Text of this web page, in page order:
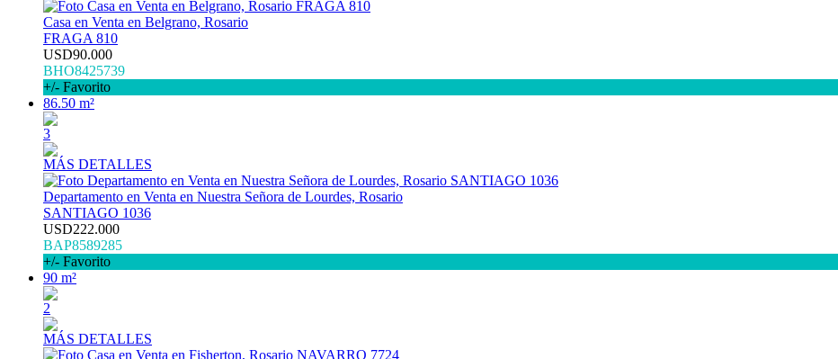
Casa en Venta en Belgrano, Rosario
FRAGA 810
USD90.000
BHO8425739
+/- Favorito
86.50 m²
3
MÁS DETALLES
Departamento en Venta en Nuestra Señora de Lourdes, Rosario
SANTIAGO 1036
USD222.000
BAP8589285
+/- Favorito
90 m²
2
MÁS DETALLES